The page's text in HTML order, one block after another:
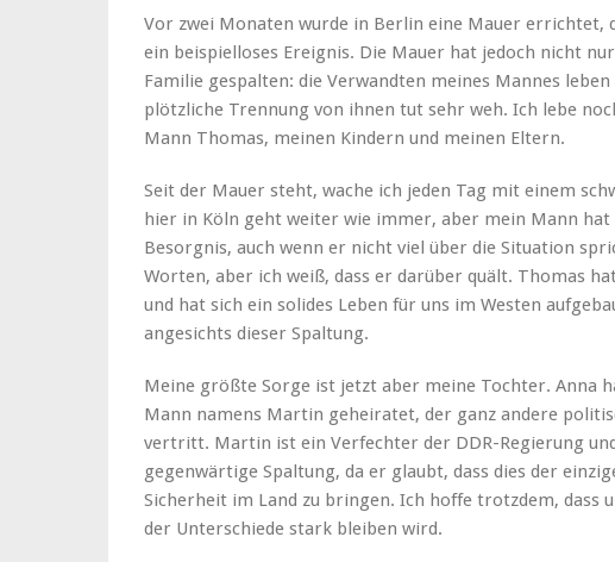
Vor zwei Monaten wurde in Berlin eine Mauer errichtet,
ein beispielloses Ereignis. Die Mauer hat jedoch nicht
Familie gespalten: die Verwandten meines Mannes
plötzliche Trennung von ihnen tut sehr weh. Ich lebe
Mann Thomas, meinen Kindern und meinen Eltern.
Seit der Mauer steht, wache ich jeden Tag mit einem
hier in Köln geht weiter wie immer, aber mein Mann hat
Besorgnis, auch wenn er nicht viel über die Situation
Worten, aber ich weiß, dass er darüber quält. Thomas
und hat sich ein solides Leben für uns im Westen
angesichts dieser Spaltung.
Meine größte Sorge ist jetzt aber meine Tochter. Anna
Mann namens Martin geheiratet, der ganz andere
vertritt. Martin ist ein Verfechter der DDR-Regierung
gegenwärtige Spaltung, da er glaubt, dass dies der
Sicherheit im Land zu bringen. Ich hoffe trotzdem, dass
der Unterschiede stark bleiben wird.